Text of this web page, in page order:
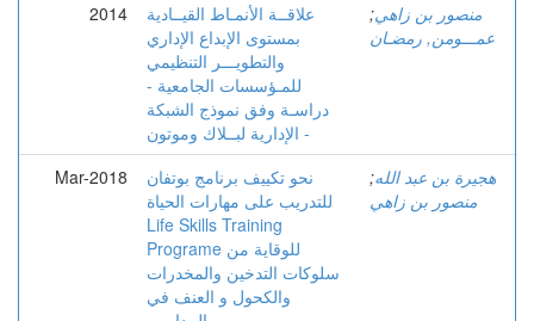
2014
علاقــة الأنمـاط القيــادية
بمستوى الإبداع الإداري
والتطويـــر التنظيمي
للمـؤسسات الجامعية -
دراسـة وفق نموذج الشبكة
الإدارية لبــلاك وموتون -
منصور بن زاهي;
عمـــومن, رمضـان
Mar-2018
نحو تكييف برنامج بوتفان
للتدريب على مهارات الحياة
Life Skills Training
Programe للوقاية من
سلوكات التدخين والمخدرات
والكحول و العنف في
هجيرة بن عبد الله;
منصور بن زاهي